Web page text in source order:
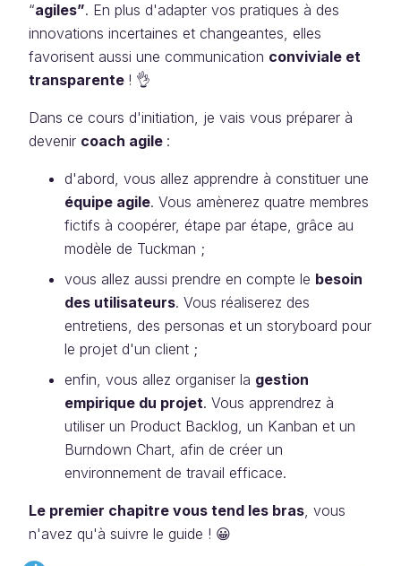
“agiles”. En plus d'adapter vos pratiques à des
innovations incertaines et changeantes, elles
favorisent aussi une communication conviviale et
transparente ! 👌
Dans ce cours d'initiation, je vais vous préparer à
devenir coach agile :
d'abord, vous allez apprendre à constituer une
équipe agile. Vous amènerez quatre membres
fictifs à coopérer, étape par étape, grâce au
modèle de Tuckman ;
vous allez aussi prendre en compte le besoin
des utilisateurs. Vous réaliserez des
entretiens, des personas et un storyboard pour
le projet d'un client ;
enfin, vous allez organiser la gestion
empirique du projet. Vous apprendrez à
utiliser un Product Backlog, un Kanban et un
Burndown Chart, afin de créer un
environnement de travail efficace.
Le premier chapitre vous tend les bras, vous
n'avez qu'à suivre le guide ! 😀